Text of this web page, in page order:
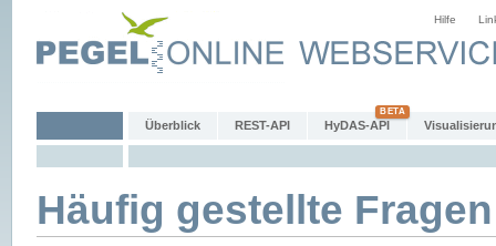
Hilfe
Überblick REST-API HyDAS-API
Häufig gestellte